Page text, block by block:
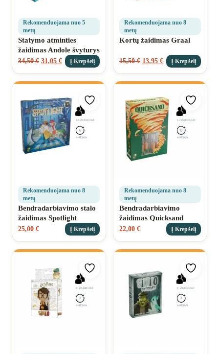
Rekomenduojama nuo 5
metų
Statymo atminties
žaidimas Andole švyturys
34,50€ 31,05 € Į Krepšelį
Rekomenduojama nuo 8
metų
Kortų žaidimas Graal
15,50€ 13,95 € Į Krepšelį
Pridėti prie mėgstamiausių
Rekomenduojama nuo 8
metų
Bendradarbiavimo stalo
žaidimas Spotlight
25,00 € Į Krepšelį
Pridėti
Rekomenduojama nuo 8
metų
Bendradarbiavimo
žaidimas Quicksand
22,00 € Į Krepšelį
Pridėti prie mėgstamiausių Pridėti